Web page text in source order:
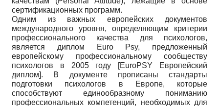
сертификационных программ.
Одним из важных европейских документов
международного уровня, определяющим критерии
профессионального качества для психологов,
является диплом Euro Psy, предложенный
европейскому профессиональному сообществу
психологов в 2005 году
[EuroPSY Европейский
диплом]. В документе прописаны стандарты
подготовки психологов в Европе, которые
способствуют единообразному пониманию
профессиональных компетенций, необходимых для